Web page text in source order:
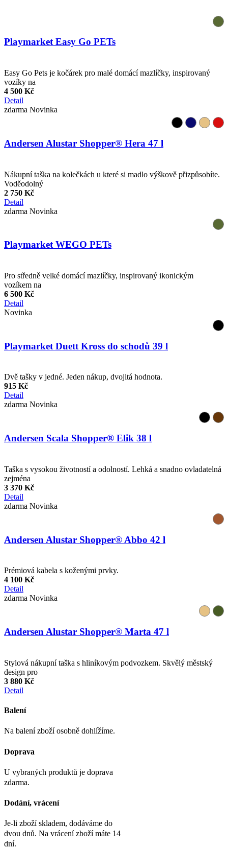
Playmarket Easy Go PETs
Easy Go Pets je kočárek pro malé domácí mazlíčky, inspirovaný
vozíky na
4 500 Kč
Detail
zdarma Novinka
Andersen Alustar Shopper® Hera 47 l
Nákupní taška na kolečkách u které si madlo výškově přizpůsobíte.
Voděodolný
2 750 Kč
Detail
zdarma Novinka
Playmarket WEGO PETs
Pro středně velké domácí mazlíčky, inspirovaný ikonickým
vozíkem na
6 500 Kč
Detail
Novinka
Playmarket Duett Kross do schodů 39 l
Dvě tašky v jedné. Jeden nákup, dvojitá hodnota.
915 Kč
Detail
zdarma Novinka
Andersen Scala Shopper® Elik 38 l
Taška s vysokou životností a odolností. Lehká a snadno ovladatelná
zejména
3 370 Kč
Detail
zdarma Novinka
Andersen Alustar Shopper® Abbo 42 l
Prémiová kabela s koženými prvky.
4 100 Kč
Detail
zdarma Novinka
Andersen Alustar Shopper® Marta 47 l
Stylová nákupní taška s hliníkovým podvozkem. Skvělý městský
design pro
3 880 Kč
Detail
Balení
Na balení zboží osobně dohlížíme.
Doprava
U vybraných produktů je doprava
zdarma.
Dodání, vrácení
Je-li zboží skladem, dodáváme do
dvou dnů. Na vrácení zboží máte 14
dní.